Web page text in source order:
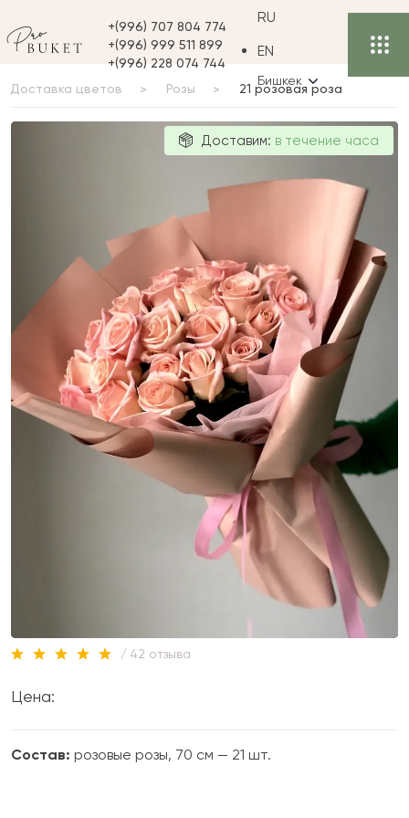
+(996) 707 804 774
+(996) 999 511 899
+(996) 228 074 744
RU
EN
Бишкек
Доставка цветов Розы 21 розовая роза
Доставим: в течение часа
/ 42 отзыва
Цена:
Состав: розовые розы, 70 см — 21 шт.